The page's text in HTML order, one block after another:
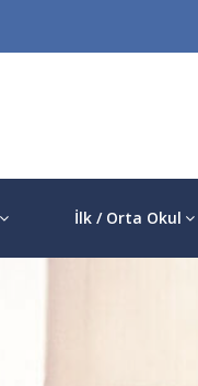
İlk / Orta Okul